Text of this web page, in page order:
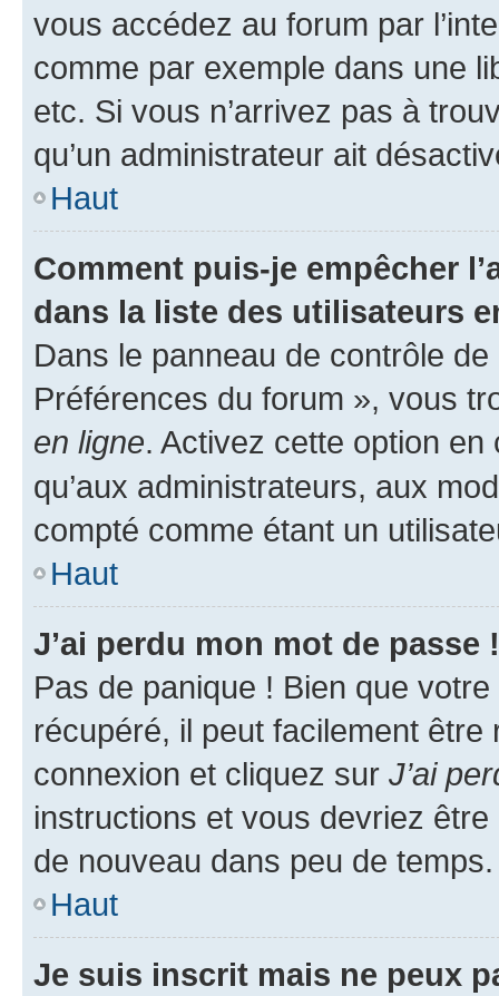
vous accédez au forum par
comme par exemple dans une
etc. Si vous n’arrivez pas à
qu’un administrateur ait
Haut
Comment puis-je empêcher
dans la liste des utilisateurs
Dans le panneau de contrôle
Préférences du forum », vous
en ligne. Activez cette option
qu’aux administrateurs, aux
compté comme étant un
Haut
J’ai perdu mon mot de passe !
Pas de panique ! Bien que
récupéré, il peut facilement
connexion et cliquez sur J’ai
instructions et vous devriez
de nouveau dans peu de temps.
Haut
Je suis inscrit mais ne peux